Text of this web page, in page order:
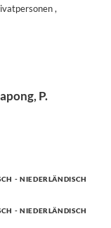
,
P.
- NIEDERLÄNDISCH
- NIEDERLÄNDISCH